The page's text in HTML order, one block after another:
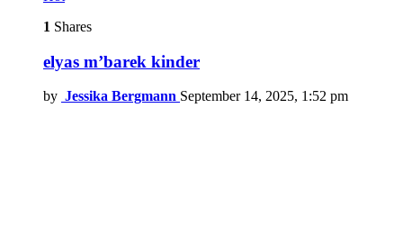
1 Shares
elyas m’barek kinder
by Jessika Bergmann September 14, 2025, 1:52 pm